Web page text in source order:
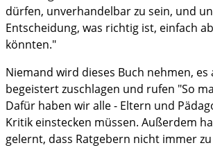
dürfen, unverhandelbar zu sein, und
Entscheidung, was richtig ist, einfach
könnten."
Niemand wird dieses Buch nehmen, es
begeistert zuschlagen und rufen "So
Dafür haben wir alle - Eltern und
Kritik einstecken müssen. Außerdem
gelernt, dass Ratgebern nicht immer